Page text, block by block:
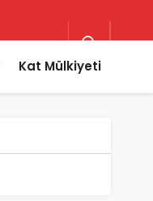
Kat Mülkiyeti